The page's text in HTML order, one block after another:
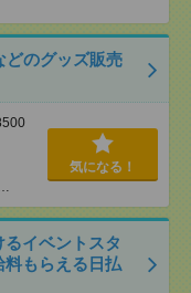
どのグッズ販売
気になる！
イベントスタ
もらえる日払